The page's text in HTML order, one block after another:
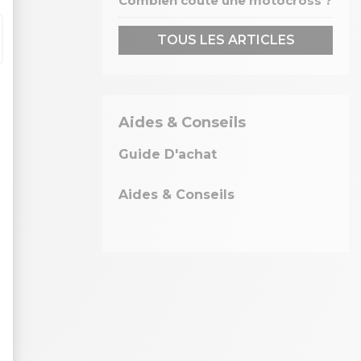
TOUS LES ARTICLES
Aides & Conseils
Guide D'achat
Aides & Conseils